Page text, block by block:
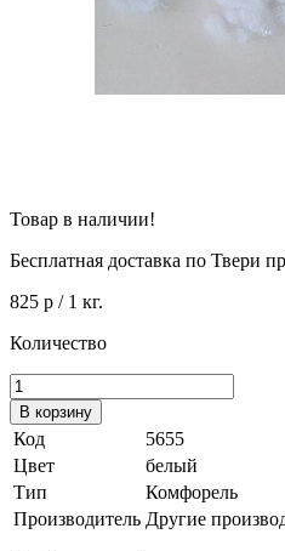
Товар в наличии!
Бесплатная доставка по Твери
825 р / 1 кг.
Количество
В корзину
Код
5655
Цвет
белый
Тип
Комфорель
Производитель Другие